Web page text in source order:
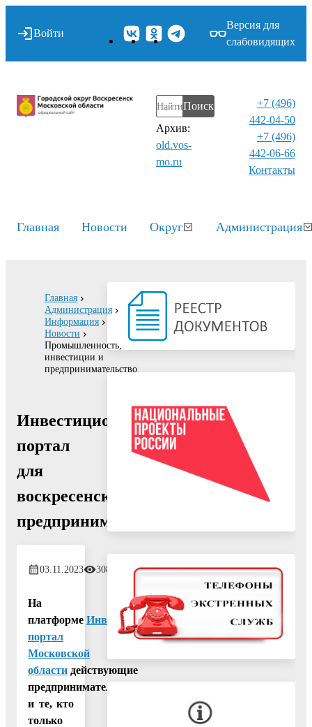
Войти
Версия для
слабовидящих
Поиск
Архив:
old.vos-
mo.ru
+7 (496)
442-04-50
+7 (496)
442-06-66
Контакты⁠
Главная Новости Округ Администрация
Главная
Администрация
Информация
Новости
Промышленность,
инвестиции и
предпринимательство
Инвестиционный
портал
для
воскресенских
предпринимателей
03.11.2023 308
На
платформе Инвестиционный
портал
Московской
области действующие
предприниматели
и те, кто
только